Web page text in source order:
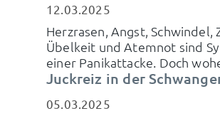
12.03.2025
Herzrasen, Angst, Schwindel,
Übelkeit und Atemnot sind
einer Panikattacke. Doch
Juckreiz in der
05.03.2025